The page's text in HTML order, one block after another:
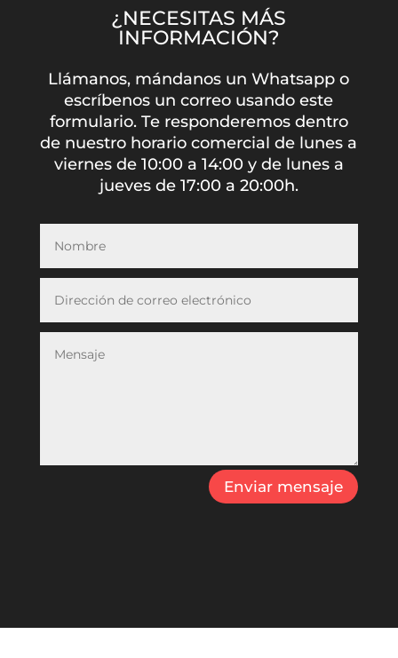
¿NECESITAS MÁS
INFORMACIÓN?
Llámanos, mándanos un Whatsapp o
escríbenos un correo usando este
formulario. Te responderemos dentro
de nuestro horario comercial de lunes a
viernes de 10:00 a 14:00 y de lunes a
jueves de 17:00 a 20:00h.
Enviar mensaje